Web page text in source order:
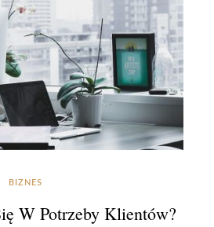
BIZNES
W Potrzeby Klientów?